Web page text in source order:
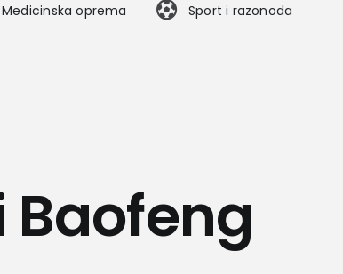
Medicinska oprema Sport i razonoda
Baofeng